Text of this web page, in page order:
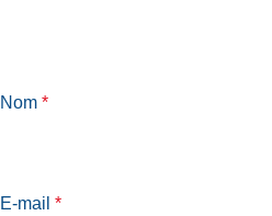
Nom *
E-mail *